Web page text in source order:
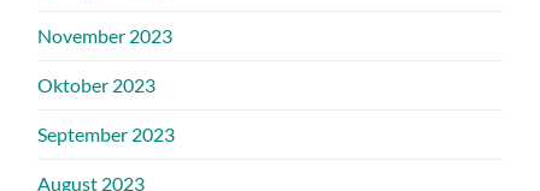
November 2023
Oktober 2023
September 2023
August 2023